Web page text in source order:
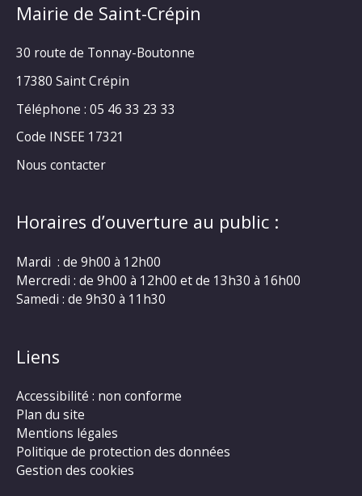
Mairie de Saint-Crépin
30 route de Tonnay-Boutonne
17380 Saint Crépin
Téléphone : 05 46 33 23 33
Code INSEE 17321
Nous contacter
Horaires d’ouverture au public :
Mardi : de 9h00 à 12h00
Mercredi : de 9h00 à 12h00 et de 13h30 à 16h00
Samedi : de 9h30 à 11h30
Liens
Accessibilité : non conforme
Plan du site
Mentions légales
Politique de protection des données
Gestion des cookies